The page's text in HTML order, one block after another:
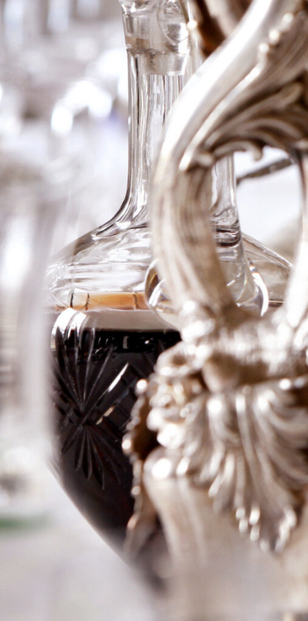
2016 Caiarossa
Logga in för att se priset
Art.nr: 20588-01
Information
Producent Caiarossa
Årgång 2016
Land Italien
Område Toskana
Färg Rött
75cl